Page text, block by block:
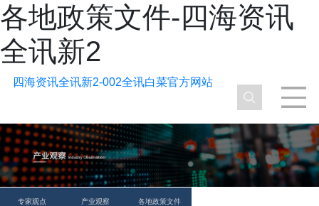
各地政策文件-四海资讯
全讯新2
四海资讯全讯新2-002全讯白菜官方网站
专家观点 产业观察 各地政策文件